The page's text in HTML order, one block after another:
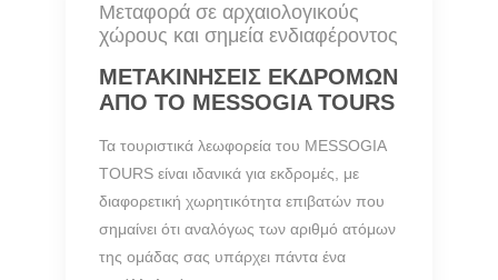
Μεταφορά σε αρχαιολογικούς
χώρους και σημεία ενδιαφέροντος
ΜΕΤΑΚΙΝΗΣΕΙΣ ΕΚΔΡΟΜΩΝ
ΑΠΟ ΤΟ MESSOGIA TOURS
Τα τουριστικά λεωφορεία του MESSOGIA
TOURS είναι ιδανικά για εκδρομές, με
διαφορετική χωρητικότητα επιβατών που
σημαίνει ότι αναλόγως των αριθμό ατόμων
της ομάδας σας υπάρχει πάντα ένα